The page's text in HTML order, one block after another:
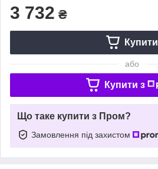
3 732 ₴
Купити
або
Купити з
Що таке купити з Пром?
Замовлення під захистом